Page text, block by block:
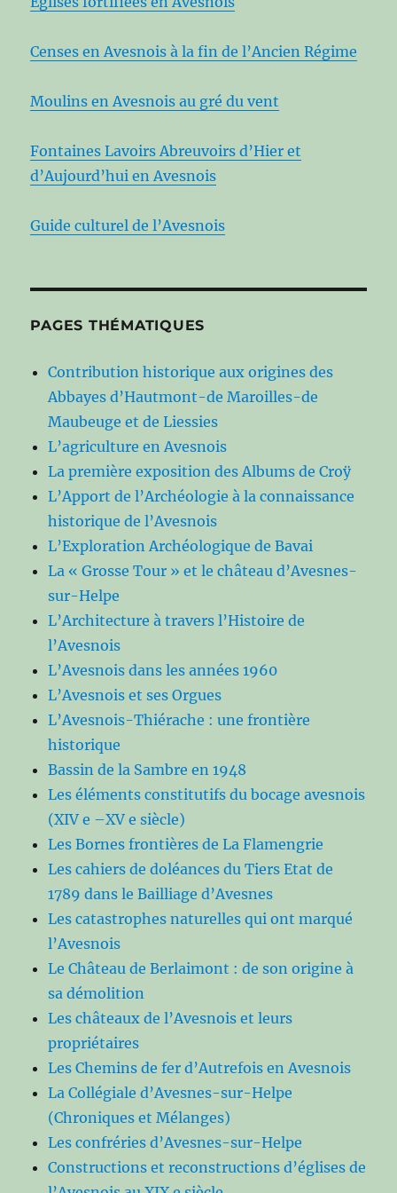
Censes en Avesnois à la fin de l’Ancien Régime
Moulins en Avesnois au gré du vent
Fontaines Lavoirs Abreuvoirs d’Hier et
d’Aujourd’hui en Avesnois
Guide culturel de l’Avesnois
PAGES THÉMATIQUES
Contribution historique aux origines des
Abbayes d’Hautmont-de Maroilles-de
Maubeuge et de Liessies
L’agriculture en Avesnois
La première exposition des Albums de Croÿ
L’Apport de l’Archéologie à la connaissance
historique de l’Avesnois
L’Exploration Archéologique de Bavai
La « Grosse Tour » et le château d’Avesnes-
sur-Helpe
L’Architecture à travers l’Histoire de
l’Avesnois
L’Avesnois dans les années 1960
L’Avesnois et ses Orgues
L’Avesnois-Thiérache : une frontière
historique
Bassin de la Sambre en 1948
Les éléments constitutifs du bocage avesnois
(XIV e –XV e siècle)
Les Bornes frontières de La Flamengrie
Les cahiers de doléances du Tiers Etat de
1789 dans le Bailliage d’Avesnes
Les catastrophes naturelles qui ont marqué
l’Avesnois
Le Château de Berlaimont : de son origine à
sa démolition
Les châteaux de l’Avesnois et leurs
propriétaires
Les Chemins de fer d’Autrefois en Avesnois
La Collégiale d’Avesnes-sur-Helpe
(Chroniques et Mélanges)
Les confréries d’Avesnes-sur-Helpe
Constructions et reconstructions d’églises de